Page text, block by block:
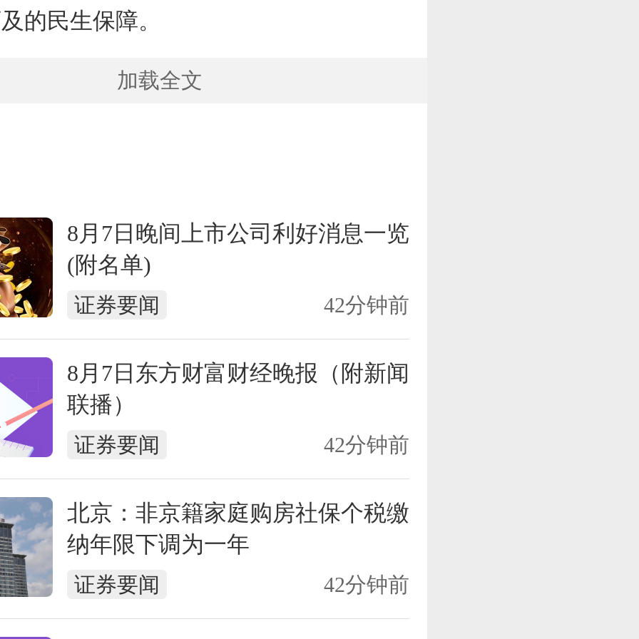
的民生保障。
加载全文
8月7日晚间上市公司利好消息一览
(附名单)
证券要闻 42分钟前
8月7日东方财富财经晚报（附新闻
联播）
证券要闻 42分钟前
北京：非京籍家庭购房社保个税缴
纳年限下调为一年
证券要闻 42分钟前